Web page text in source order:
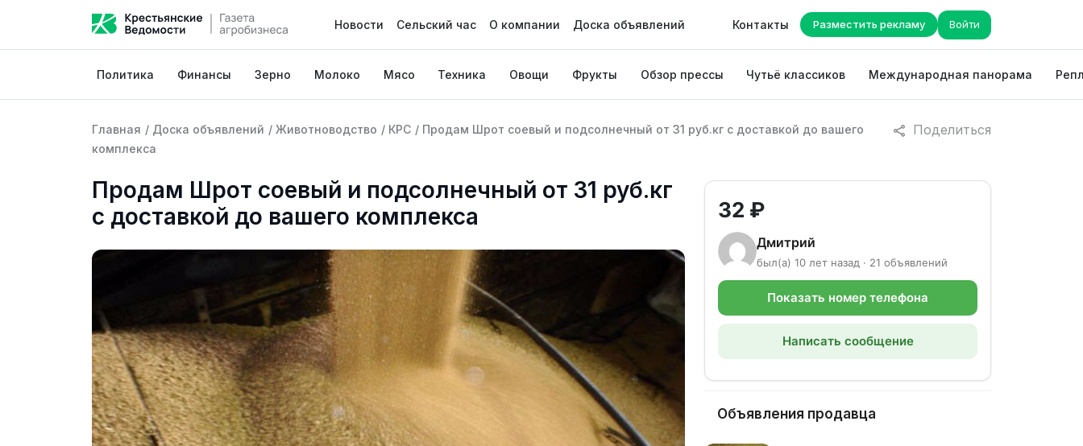
Новости Сельский час О компании Доска объявлений Контакты Разместить рекламу Войти
Политика Финансы Зерно Молоко Мясо Техника Овощи Фрукты Обзор прессы Чутьё классиков Международная панорама
Поделиться
Главная / Доска объявлений / Животноводство / КРС / Продам Шрот соевый и подсолнечный от 31 руб.кг с доставкой до вашего
комплекса
Продам Шрот соевый и подсолнечный от 31 руб.кг
с доставкой до вашего комплекса
32 ₽
Дмитрий
был(а) 10 лет назад · 21 объявлений
Показать номер телефона
Написать сообщение
Объявления продавца